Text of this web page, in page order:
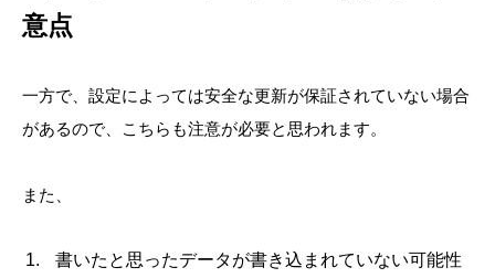
意点
一方で、設定によっては安全な更新が保証されていない場合
があるので、こちらも注意が必要と思われます。
また、
書いたと思ったデータが書き込まれていない可能性